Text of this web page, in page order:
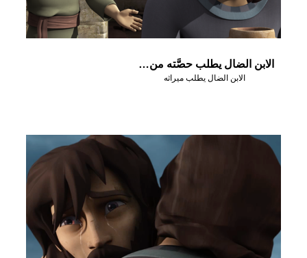
الابن الضال يطلب حصَّته من الميراث
الابن الضال يطلب ميراثه